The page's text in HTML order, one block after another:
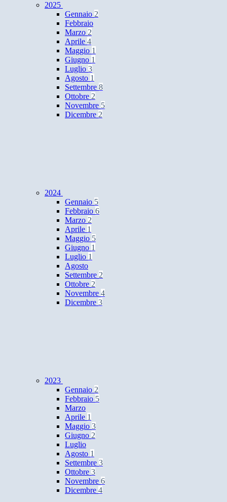
2025
Gennaio 2
Febbraio
Marzo 2
Aprile 4
Maggio 1
Giugno 1
Luglio 3
Agosto 1
Settembre 8
Ottobre 2
Novembre 5
Dicembre 2
2024
Gennaio 5
Febbraio 6
Marzo 2
Aprile 1
Maggio 5
Giugno 1
Luglio 1
Agosto
Settembre 2
Ottobre 2
Novembre 4
Dicembre 3
2023
Gennaio 2
Febbraio 5
Marzo
Aprile 1
Maggio 3
Giugno 2
Luglio
Agosto 1
Settembre 3
Ottobre 3
Novembre 6
Dicembre 4